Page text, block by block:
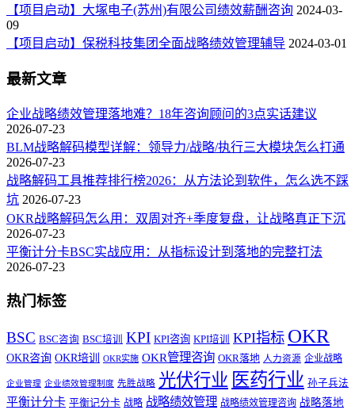
【项目启动】大塚电子(苏州)有限公司绩效薪酬咨询 2024-03-
09
【项目启动】保税科技集团全面战略绩效管理辅导 2024-03-01
最新文章
企业战略绩效管理落地难？18年咨询顾问的3点实话建议
2026-07-23
BLM战略解码模型详解：领导力/战略/执行三大模块怎么打通
2026-07-23
战略解码工具推荐排行榜2026：从方法论到软件，怎么选不踩
坑 2026-07-23
OKR战略解码怎么用：双周对齐+季度复盘，让战略真正下沉
2026-07-23
平衡计分卡BSC实战应用：从指标设计到落地的完整打法
2026-07-23
热门标签
BSC BSC咨询 BSC培训 KPI KPI咨询 KPI培训 KPI指标 OKR
OKR咨询 OKR培训 OKR实施 OKR管理咨询 OKR落地 人力资源 企业战略
企业管理 企业绩效管理制度 先胜战略 光伏行业 医药行业 孙子兵法
平衡计分卡 平衡记分卡 战略 战略绩效管理 战略绩效管理咨询 战略落地